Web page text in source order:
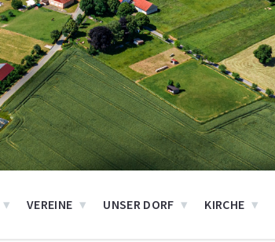
VEREINE UNSER DORF KIRCHE